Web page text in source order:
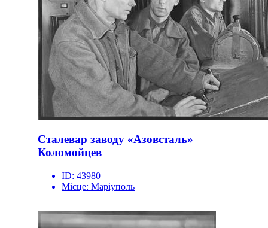
Сталевар заводу «Азовсталь»
Коломойцев
ID: 43980
Місце: Маріуполь